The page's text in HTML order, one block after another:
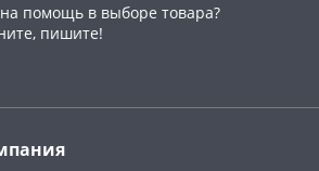
помощь в выборе товара?
пишите!